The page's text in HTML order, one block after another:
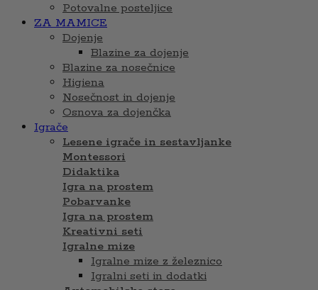
Potovalne posteljice
ZA MAMICE
Dojenje
Blazine za dojenje
Blazine za nosečnice
Higiena
Nosečnost in dojenje
Osnova za dojenčka
Igrače
Lesene igrače in sestavljanke
Montessori
Didaktika
Igra na prostem
Pobarvanke
Igra na prostem
Kreativni seti
Igralne mize
Igralne mize z železnico
Igralni seti in dodatki